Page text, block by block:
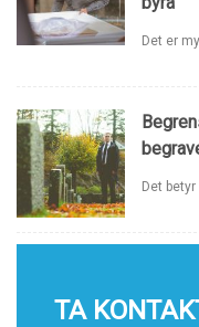
Det er
Det
TA